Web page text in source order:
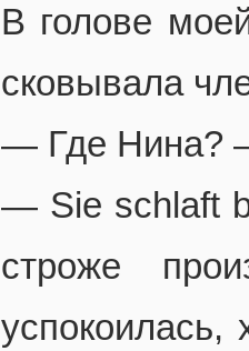
В голове
сковывала
— Где Нина?
— Sie schlaft
строже
успокоилась,